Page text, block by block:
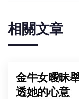
相關文章
金牛女曖昧
透她的心意